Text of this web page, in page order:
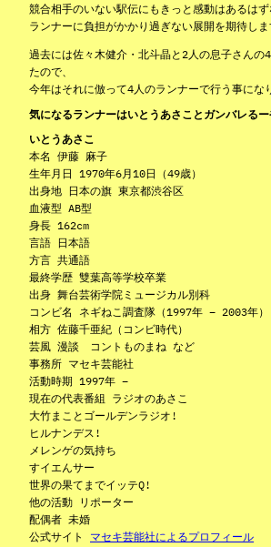
競合相手のいない駅伝にもきっと感動はあるはず
ランナーに負担がかかり過ぎない展開を期待しま
過去には佐々木健介・北斗晶と2人の息子さんの
たので、
今年はそれに倣って4人のランナーで行う事にな
気になるランナーはいとうあさことガンバレる
いとうあさこ
本名 伊藤 麻子
生年月日 1970年6月10日（49歳）
出身地 日本の旗 東京都渋谷区
血液型 AB型
身長 162cm
言語 日本語
方言 共通語
最終学歴 雙葉高等学校卒業
出身 舞台芸術学院ミュージカル別科
コンビ名 ネギねこ調査隊（1997年 – 2003年）
相方 佐藤千亜紀（コンビ時代）
芸風 漫談 コントものまね など
事務所 マセキ芸能社
活動時期 1997年 –
現在の代表番組 ラジオのあさこ
大竹まことゴールデンラジオ!
ヒルナンデス!
メレンゲの気持ち
すイエんサー
世界の果てまでイッテQ!
他の活動 リポーター
配偶者 未婚
公式サイト マセキ芸能社によるプロフィール